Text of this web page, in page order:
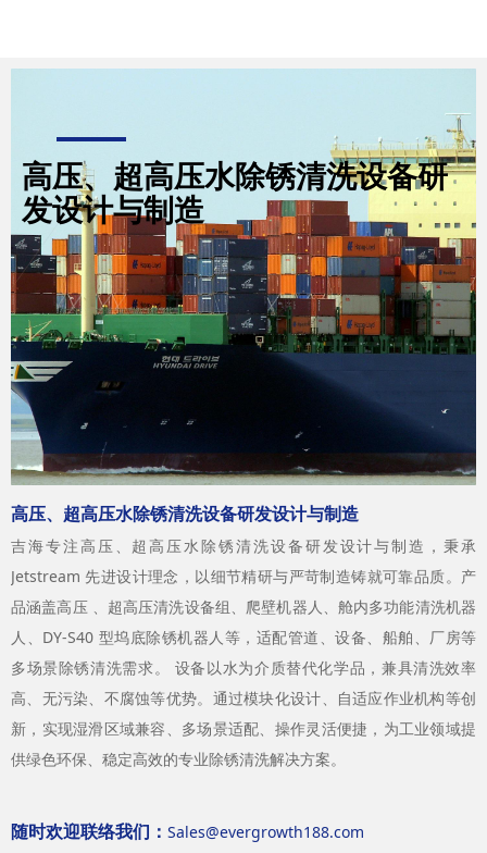
高压、超高压水除锈清洗设备研
发设计与制造
高压、超高压水除锈清洗设备研发设计与制造
吉海专注高压、超高压水除锈清洗设备研发设计与制造，秉承
Jetstream 先进设计理念，以细节精研与严苛制造铸就可靠品质。产
品涵盖高压 、超高压清洗设备组、爬壁机器人、舱内多功能清洗机器
人、DY-S40 型坞底除锈机器人等，适配管道、设备、船舶、厂房等
多场景除锈清洗需求。 设备以水为介质替代化学品，兼具清洗效率
高、无污染、不腐蚀等优势。通过模块化设计、自适应作业机构等创
新，实现湿滑区域兼容、多场景适配、操作灵活便捷，为工业领域提
供绿色环保、稳定高效的专业除锈清洗解决方案。
随时欢迎联络我们： Sales@evergrowth188.com